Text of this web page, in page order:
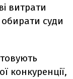
витрати
обирати суди
конкуренції,